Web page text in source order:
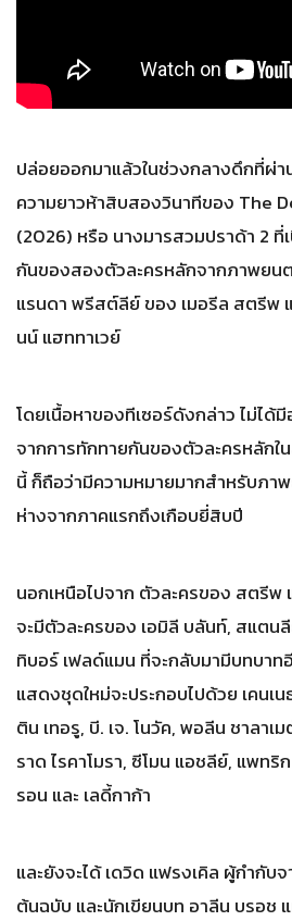
ปล่อยออกมาแล้วในช่วงกลางดึกที่ผ่า
ความยาวห้าสิบสองวินาทีของ The
(2026) หรือ นางมารสวมปราด้า 2 ที่
กันของสองตัวละครหลักจากภาพยน
แรนดา พรีสต์ลีย์ ของ เมอรีล สตรีพ
นน์ แฮททาเวย์
โดยเนื้อหาของทีเซอร์ดังกล่าว ไม่ได้
จากการทักทายกันของตัวละครหลักใ
นี้ ก็ถือว่ามีความหมายมากสำหรับภ
ห่างจากภาคแรกถึงเกือบยี่สิบปี
นอกเหนือไปจาก ตัวละครของ สตรีพ
จะมีตัวละครของ เอมิลี บลันท์, สแตน
ทิบอร์ เฟลด์แมน ที่จะกลับมามีบทบา
แสดงชุดใหม่จะประกอบไปด้วย เคนเ
ติน เทอรู, บี. เจ. โนวัค, พอลีน ชาลาเม
ราด ไรคาโมรา, ซีโมน แอชลีย์, แพทริ
รอน และ เลดี้กาก้า
และยังจะได้ เดวิด แฟรงเคิล ผู้กำกับ
ต้นฉบับ และนักเขียนบท อาลีน บรอช